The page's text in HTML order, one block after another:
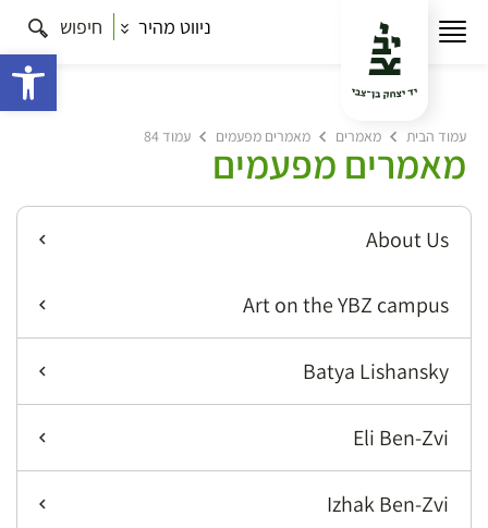
ניווט מהיר חיפוש
עמוד הבית מאמרים מאמרים מפעמים עמוד 84
מאמרים מפעמים
About Us
Art on the YBZ campus
Batya Lishansky
Eli Ben-Zvi
Izhak Ben-Zvi